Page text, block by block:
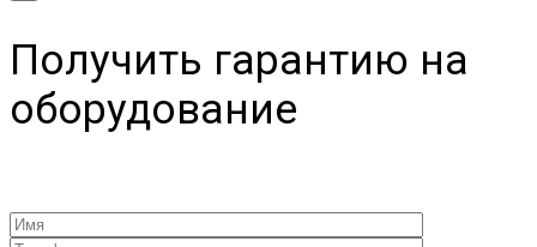
Получить гарантию на
оборудование